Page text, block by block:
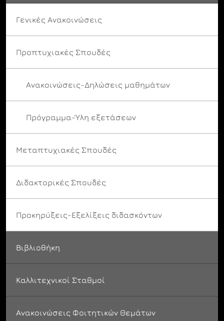
Γενικές Ανακοινώσεις
Προπτυχιακές Σπουδές
Ανακοινώσεις-Δηλώσεις μαθημάτων
Πρόγραμμα-Ύλη εξετάσεων
Μεταπτυχιακές Σπουδές
Διδακτορικές Σπουδές
Προκηρύξεις-Εξελίξεις διδασκόντων
Βιβλιοθήκη
Καλλιτεχνικοί Σταθμοί
Ανακοινώσεις Φοιτητικών Θεμάτων